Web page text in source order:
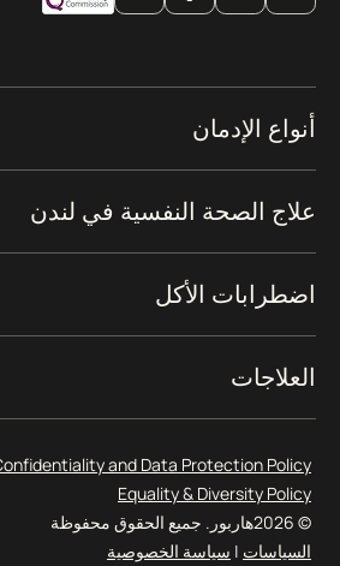
أنواع الإدمان
علاج الصحة النفسية في لندن
اضطرابات الأكل
العلاجات
and Data Protection Policy
Equality & Diversity Policy
© 2026
هاربور. جميع الحقوق محفوظة
السياسات | سياسة الخصوصية